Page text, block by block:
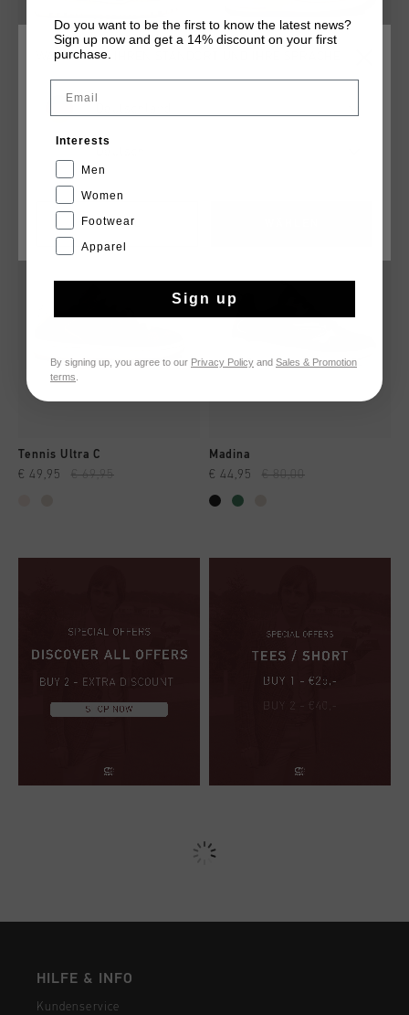
Tennis Ultra C
€ 49,95 € 69,95
Madina
€ 44,95 € 80,00
HILFE & INFO
Kundenservice
WÄHLEN SIE IHREN STANDORT UND IHRE SPRACHE
CANCEL
Do you want to be the first to know the latest news?
Sign up now and get a 14% discount on your first
purchase.
Email
Interests
Men
Women
Footwear
Apparel
Sign up
By signing up, you agree to our Privacy Policy and Sales & Promotion
terms